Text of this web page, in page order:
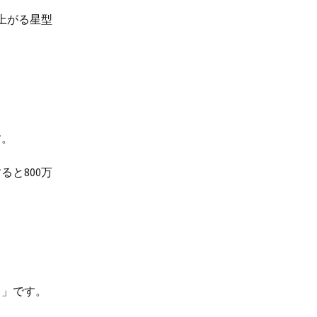
がる星型
と800万
です。